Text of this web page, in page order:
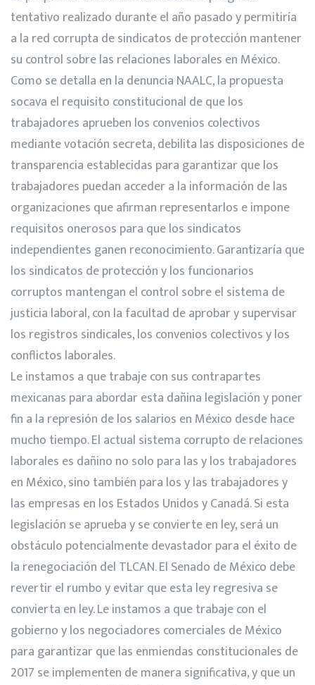
tentativo realizado durante el año pasado y permitiría
a la red corrupta de sindicatos de protección mantener
su control sobre las relaciones laborales en México.
Como se detalla en la denuncia NAALC, la propuesta
socava el requisito constitucional de que los
trabajadores aprueben los convenios colectivos
mediante votación secreta, debilita las disposiciones de
transparencia establecidas para garantizar que los
trabajadores puedan acceder a la información de las
organizaciones que afirman representarlos e impone
requisitos onerosos para que los sindicatos
independientes ganen reconocimiento. Garantizaría que
los sindicatos de protección y los funcionarios
corruptos mantengan el control sobre el sistema de
justicia laboral, con la facultad de aprobar y supervisar
los registros sindicales, los convenios colectivos y los
conflictos laborales.
Le instamos a que trabaje con sus contrapartes
mexicanas para abordar esta dañina legislación y poner
fin a la represión de los salarios en México desde hace
mucho tiempo. El actual sistema corrupto de relaciones
laborales es dañino no solo para las y los trabajadores
en México, sino también para los y las trabajadores y
las empresas en los Estados Unidos y Canadá. Si esta
legislación se aprueba y se convierte en ley, será un
obstáculo potencialmente devastador para el éxito de
la renegociación del TLCAN. El Senado de México debe
revertir el rumbo y evitar que esta ley regresiva se
convierta en ley. Le instamos a que trabaje con el
gobierno y los negociadores comerciales de México
para garantizar que las enmiendas constitucionales de
2017 se implementen de manera significativa, y que un